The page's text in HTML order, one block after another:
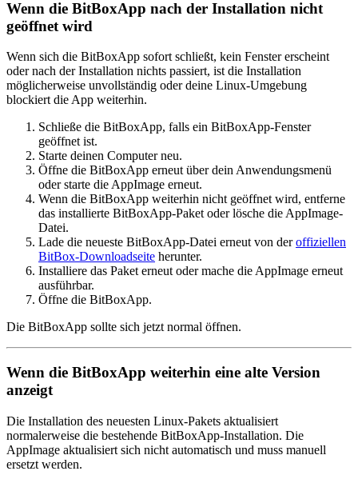
Wenn die BitBoxApp nach der Installation nicht
geöffnet wird
Wenn sich die BitBoxApp sofort schließt, kein Fenster erscheint
oder nach der Installation nichts passiert, ist die Installation
möglicherweise unvollständig oder deine Linux-Umgebung
blockiert die App weiterhin.
Schließe die BitBoxApp, falls ein BitBoxApp-Fenster
geöffnet ist.
Starte deinen Computer neu.
Öffne die BitBoxApp erneut über dein Anwendungsmenü
oder starte die AppImage erneut.
Wenn die BitBoxApp weiterhin nicht geöffnet wird, entferne
das installierte BitBoxApp-Paket oder lösche die AppImage-
Datei.
Lade die neueste BitBoxApp-Datei erneut von deroffiziellen
BitBox-Downloadseite herunter.
Installiere das Paket erneut oder mache die AppImage erneut
ausführbar.
Öffne die BitBoxApp.
Die BitBoxApp sollte sich jetzt normal öffnen.
Wenn die BitBoxApp weiterhin eine alte Version
anzeigt
Die Installation des neuesten Linux-Pakets aktualisiert
normalerweise die bestehende BitBoxApp-Installation. Die
AppImage aktualisiert sich nicht automatisch und muss manuell
ersetzt werden.